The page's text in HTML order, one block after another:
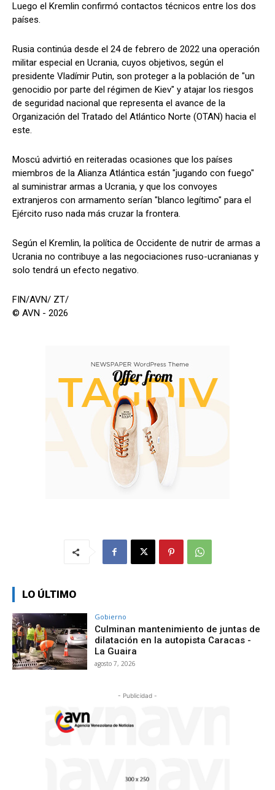
Luego el Kremlin confirmó contactos técnicos entre los dos
países.
Rusia continúa desde el 24 de febrero de 2022 una operación
militar especial en Ucrania, cuyos objetivos, según el
presidente Vladímir Putin, son proteger a la población de "un
genocidio por parte del régimen de Kiev" y atajar los riesgos
de seguridad nacional que representa el avance de la
Organización del Tratado del Atlántico Norte (OTAN) hacia el
este.
Moscú advirtió en reiteradas ocasiones que los países
miembros de la Alianza Atlántica están "jugando con fuego"
al suministrar armas a Ucrania, y que los convoyes
extranjeros con armamento serían "blanco legítimo" para el
Ejército ruso nada más cruzar la frontera.
Según el Kremlin, la política de Occidente de nutrir de armas a
Ucrania no contribuye a las negociaciones ruso-ucranianas y
solo tendrá un efecto negativo.
FIN/AVN/ ZT/
© AVN - 2026
LO ÚLTIMO
Gobierno
Culminan mantenimiento de juntas de
dilatación en la autopista Caracas -
La Guaira
agosto 7, 2026
- Publicidad -